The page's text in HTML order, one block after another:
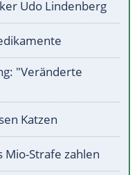
Udo Lindenberg
"Veränderte
Katzen
Mio-Strafe zahlen